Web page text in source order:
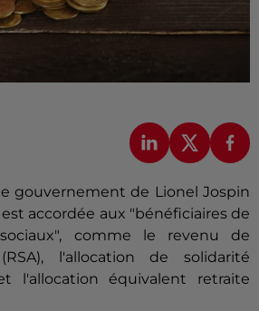
gouvernement de Lionel Jospin
accordée aux "bénéficiaires de
comme le revenu de
l'allocation de solidarité
l'allocation équivalent retraite